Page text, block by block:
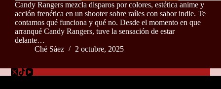
Candy Rangers mezcla disparos por colores, estética anime y
acción frenética en un shooter sobre raíles con sabor indie. Te
contamos qué funciona y qué no. Desde el momento en que
arranqué Candy Rangers, tuve la sensación de estar
delante…
Ché Sáez
2 octubre, 2025